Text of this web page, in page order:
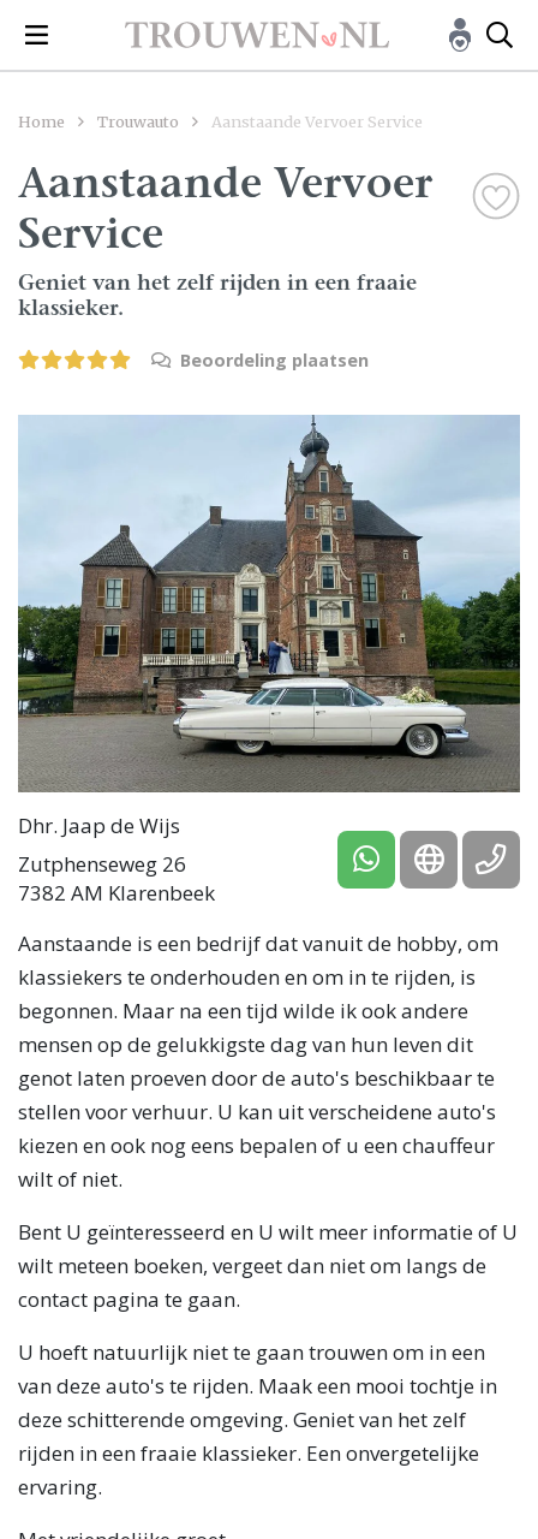
Home Trouwauto Aanstaande Vervoer Service
Aanstaande Vervoer
Service
Geniet van het zelf rijden in een fraaie
klassieker.
Beoordeling plaatsen
Dhr. Jaap de Wijs
Zutphenseweg 26
7382 AM Klarenbeek
Aanstaande is een bedrijf dat vanuit de hobby, om
klassiekers te onderhouden en om in te rijden, is
begonnen. Maar na een tijd wilde ik ook andere
mensen op de gelukkigste dag van hun leven dit
genot laten proeven door de auto's beschikbaar te
stellen voor verhuur. U kan uit verscheidene auto's
kiezen en ook nog eens bepalen of u een chauffeur
wilt of niet.
Bent U geïnteresseerd en U wilt meer informatie of U
wilt meteen boeken, vergeet dan niet om langs de
contact pagina te gaan.
U hoeft natuurlijk niet te gaan trouwen om in een
van deze auto's te rijden. Maak een mooi tochtje in
deze schitterende omgeving. Geniet van het zelf
rijden in een fraaie klassieker. Een onvergetelijke
ervaring.